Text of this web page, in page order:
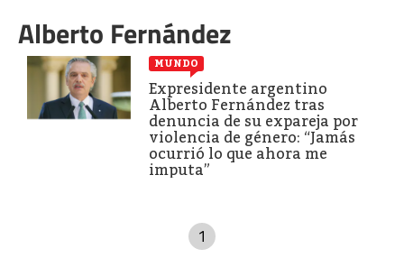
Alberto Fernández
MUNDO
Expresidente argentino
Alberto Fernández tras
denuncia de su expareja por
violencia de género: “Jamás
ocurrió lo que ahora me
imputa”
1